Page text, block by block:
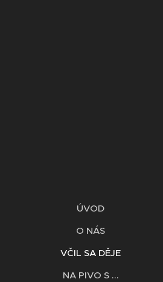
ÚVOD
O NÁS
VČIL SA DĚJE
NA PIVO S ...